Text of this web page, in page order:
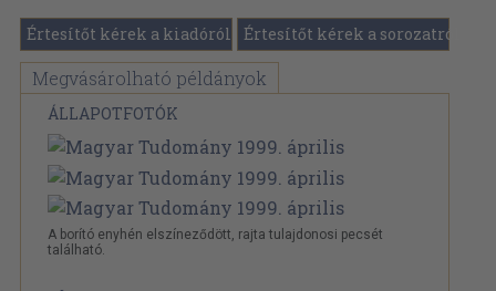
Értesítőt kérek a kiadóról Értesítőt kérek a sorozatról
Megvásárolható példányok
ÁLLAPOTFOTÓK
A borító enyhén elszíneződött, rajta tulajdonosi pecsét
található.